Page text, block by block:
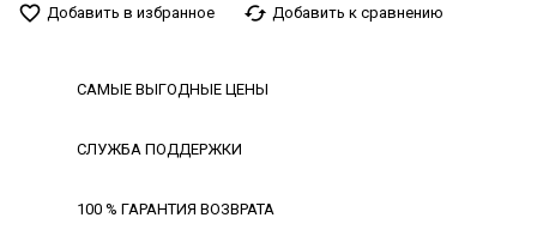
favorite_border Добавить в избранное cached Добавить к сравнению
САМЫЕ ВЫГОДНЫЕ ЦЕНЫ
СЛУЖБА ПОДДЕРЖКИ
100 % ГАРАНТИЯ ВОЗВРАТА